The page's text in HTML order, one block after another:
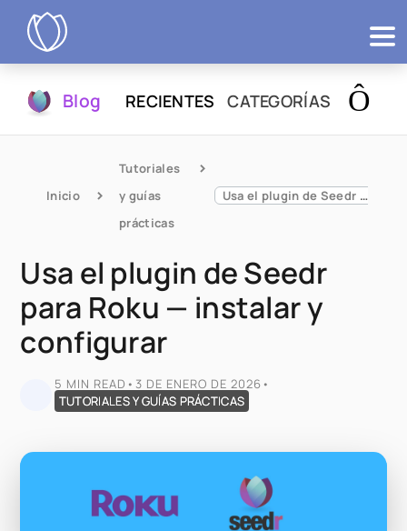
Probar
Blog RECIENTES CATEGORÍAS
Inicio
Tutoriales
y guías
prácticas
Usa el plugin de Seedr para Roku — instalar y configurar
Usa el plugin de Seedr
para Roku — instalar y
configurar
5 MIN READ • 3 DE ENERO DE 2026 •
TUTORIALES Y GUÍAS PRÁCTICAS